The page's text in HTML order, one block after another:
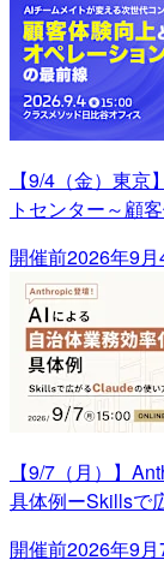
【9/4（金）東
トセンター～顧
開催前2026年9
【9/7（月）】
具体例ーSkillsで
開催前2026年9